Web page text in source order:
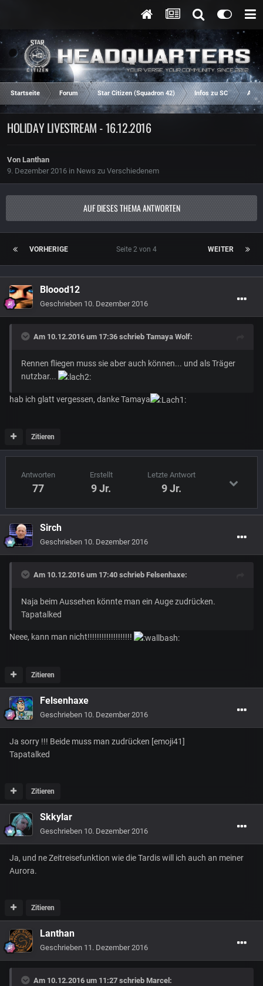
Startseite Forum Star Citizen (Squadron 42) Infos zu SC
HOLIDAY LIVESTREAM - 16.12.2016
Von Lanthan
9. Dezember 2016 in News zu Verschiedenem
AUF DIESES THEMA ANTWORTEN
VORHERIGE WEITER
Seite 2 von 4
Bloood12
Geschrieben 10. Dezember 2016
Am 10.12.2016 um 17:36 schrieb Tamaya Wolf:
Rennen fliegen muss sie aber auch können... und als Träger
nutzbar...
hab ich glatt vergessen, danke Tamaya
Zitieren
Antworten
77
Erstellt
9 Jr.
Letzte Antwort
9 Jr.
Sirch
Geschrieben 10. Dezember 2016
Am 10.12.2016 um 17:40 schrieb Felsenhaxe:
Naja beim Aussehen könnte man ein Auge zudrücken.
Tapatalked
Neee, kann man nicht!!!!!!!!!!!!!!!!!!!
Zitieren
Felsenhaxe
Geschrieben 10. Dezember 2016
Ja sorry !!! Beide muss man zudrücken [emoji41]
Tapatalked
Zitieren
Skkylar
Geschrieben 10. Dezember 2016
Ja, und ne Zeitreisefunktion wie die Tardis will ich auch an meiner
Aurora.
Zitieren
Lanthan
Geschrieben 11. Dezember 2016
Am 10.12.2016 um 11:27 schrieb Marcel: